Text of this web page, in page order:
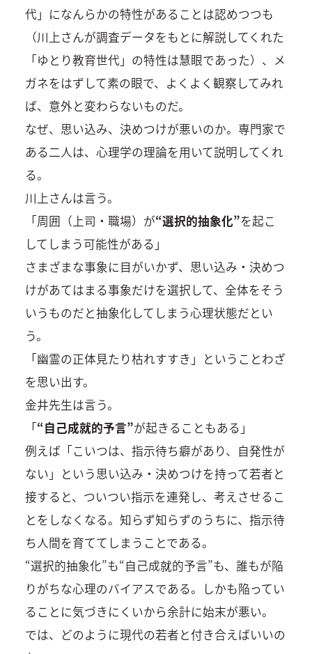
代」になんらかの特性があることは認めつつも
（川上さんが調査データをもとに解説してくれた
「ゆとり教育世代」の特性は慧眼であった）、メ
ガネをはずして素の眼で、よくよく観察してみれ
ば、意外と変わらないものだ。
なぜ、思い込み、決めつけが悪いのか。専門家で
ある二人は、心理学の理論を用いて説明してくれ
る。
川上さんは言う。
「周囲（上司・職場）が“選択的抽象化”を起こ
してしまう可能性がある」
さまざまな事象に目がいかず、思い込み・決めつ
けがあてはまる事象だけを選択して、全体をそう
いうものだと抽象化してしまう心理状態だとい
う。
「幽霊の正体見たり枯れすすき」ということわざ
を思い出す。
金井先生は言う。
「“自己成就的予言”が起きることもある」
例えば「こいつは、指示待ち癖があり、自発性が
ない」という思い込み・決めつけを持って若者と
接すると、ついつい指示を連発し、考えさせるこ
とをしなくなる。知らず知らずのうちに、指示待
ち人間を育ててしまうことである。
“選択的抽象化”も“自己成就的予言”も、誰もが陥
りがちな心理のバイアスである。しかも陥ってい
ることに気づきにくいから余計に始末が悪い。
では、どのように現代の若者と付き合えばいいの